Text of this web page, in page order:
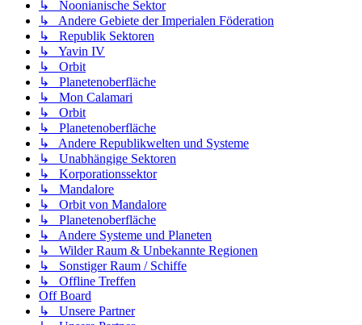
↳ Noonianische Sektor
↳ Andere Gebiete der Imperialen Föderation
↳ Republik Sektoren
↳ Yavin IV
↳ Orbit
↳ Planetenoberfläche
↳ Mon Calamari
↳ Orbit
↳ Planetenoberfläche
↳ Andere Republikwelten und Systeme
↳ Unabhängige Sektoren
↳ Korporationssektor
↳ Mandalore
↳ Orbit von Mandalore
↳ Planetenoberfläche
↳ Andere Systeme und Planeten
↳ Wilder Raum & Unbekannte Regionen
↳ Sonstiger Raum / Schiffe
↳ Offline Treffen
Off Board
↳ Unsere Partner